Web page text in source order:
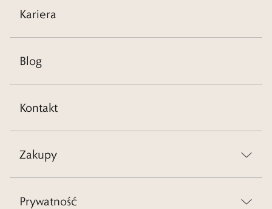
Kariera
Blog
Kontakt
Zakupy
Prywatność